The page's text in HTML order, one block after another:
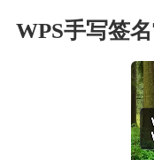
WPS手写签